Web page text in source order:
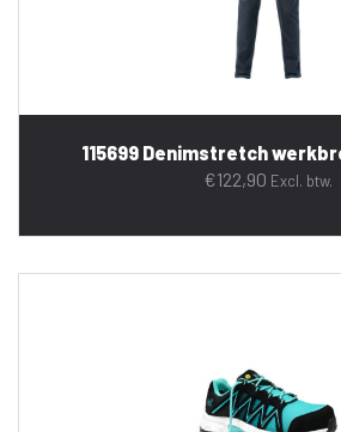
115699 Denimstretch
€122,90 Excl. btw.